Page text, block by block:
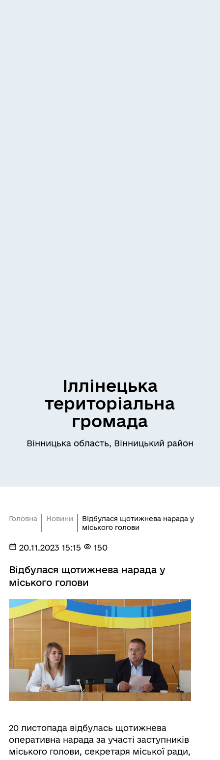
Іллінецька
територіальна
громада
Вінницька область, Вінницький район
Головна Новини
Відбулася щотижнева нарада у
міського голови
20.11.2023 15:15 150
Відбулася щотижнева нарада у
міського голови
20 листопада відбулась щотижнева
оперативна нарада за участі заступників
міського голови, секретаря міської ради,